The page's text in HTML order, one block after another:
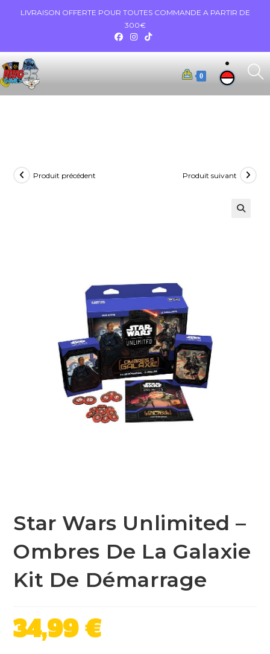
LIVRAISON OFFERTE POUR TOUTES COMMANDE A PARTIR DE
300€
0
Produit précédent Produit suivant
Star Wars Unlimited –
Ombres De La Galaxie
Kit De Démarrage
34,99€